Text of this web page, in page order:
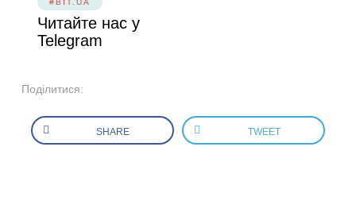
#BIT.UA
Читайте нас у
Telegram
Поділитися:
SHARE TWEET